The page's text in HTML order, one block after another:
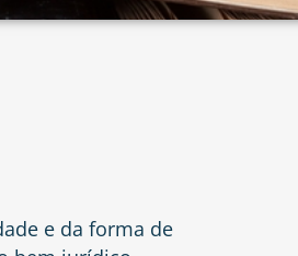
e da forma de